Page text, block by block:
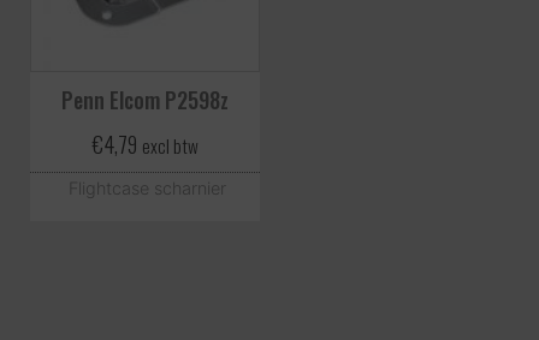
Penn Elcom P2598z
€4,79 excl btw
Flightcase scharnier